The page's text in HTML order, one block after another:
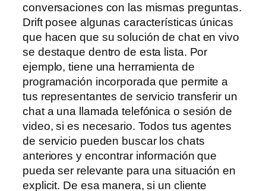
conversaciones con las mismas preguntas.
Drift posee algunas características únicas
que hacen que su solución de chat en vivo
se destaque dentro de esta lista. Por
ejemplo, tiene una herramienta de
programación incorporada que permite a
tus representantes de servicio transferir un
chat a una llamada telefónica o sesión de
video, si es necesario. Todos tus agentes
de servicio pueden buscar los chats
anteriores y encontrar información que
pueda ser relevante para una situación en
explicit. De esa manera, si un cliente